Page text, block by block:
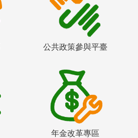
公共政策參與平臺
年金改革專區